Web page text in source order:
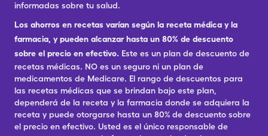
informadas sobre tu salud.
Los ahorros en recetas varían según la receta médica y la
farmacia, y pueden alcanzar hasta un 80% de descuento
sobre el precio en efectivo. Este es un plan de descuento de
recetas médicas. NO es un seguro ni un plan de
medicamentos de Medicare. El rango de descuentos para
las recetas médicas que se brindan bajo este plan,
dependerá de la receta y la farmacia donde se adquiera la
receta y puede otorgarse hasta un 80% de descuento sobre
el precio en efectivo. Usted es el único responsable de